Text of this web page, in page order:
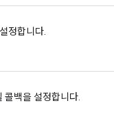
정합니다.
콜백을 설정합니다.